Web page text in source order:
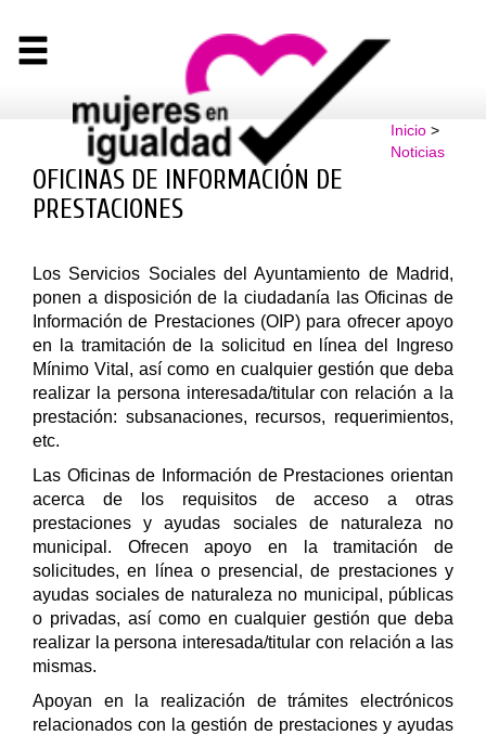
Inicio>
Noticias
OFICINAS DE INFORMACIÓN DE
PRESTACIONES
Los Servicios Sociales del Ayuntamiento de Madrid,
ponen a disposición de la ciudadanía las Oficinas de
Información de Prestaciones (OIP) para ofrecer apoyo
en la tramitación de la solicitud en línea del Ingreso
Mínimo Vital, así como en cualquier gestión que deba
realizar la persona interesada/titular con relación a la
prestación: subsanaciones, recursos, requerimientos,
etc.
Las Oficinas de Información de Prestaciones orientan
acerca de los requisitos de acceso a otras
prestaciones y ayudas sociales de naturaleza no
municipal. Ofrecen apoyo en la tramitación de
solicitudes, en línea o presencial, de prestaciones y
ayudas sociales de naturaleza no municipal, públicas
o privadas, así como en cualquier gestión que deba
realizar la persona interesada/titular con relación a las
mismas.
Apoyan en la realización de trámites electrónicos
relacionados con la gestión de prestaciones y ayudas